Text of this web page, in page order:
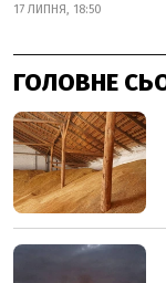
17 ЛИПНЯ, 18:50
ГОЛОВНЕ